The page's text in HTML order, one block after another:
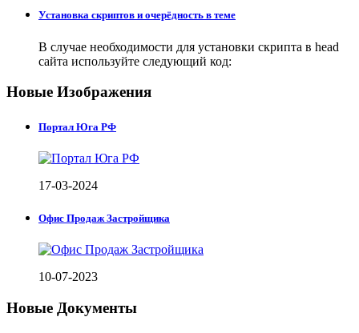
Установка скриптов и очерёдность в теме
В случае необходимости для установки скрипта в head
сайта используйте следующий код:
Новые Изображения
Портал Юга РФ
17-03-2024
Офис Продаж Застройщика
10-07-2023
Новые Документы